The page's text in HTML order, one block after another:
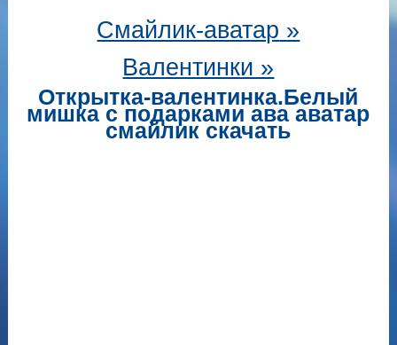
Смайлик-аватар »
Валентинки »
Открытка-валентинка.Белый
мишка с подарками ава аватар
смайлик скачать